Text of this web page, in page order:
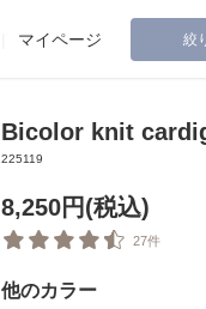
マイページ 絞
Bicolor knit
225119
8,250円(税込)
27件
他のカラー